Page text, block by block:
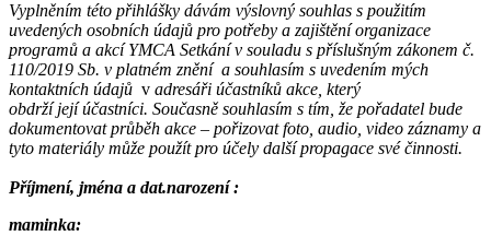
Vyplněním této přihlášky dávám výslovný souhlas s použitím
uvedených osobních údajů pro potřeby a zajištění organizace
programů a akcí YMCA Setkání v souladu s příslušným zákonem č.
110/2019 Sb. v platném znění a souhlasím s uvedením mých
kontaktních údajů v adresáři účastníků akce, který
obdrží její účastníci. Současně souhlasím s tím, že pořadatel bude
dokumentovat průběh akce – pořizovat foto, audio, video záznamy a
tyto materiály může použít pro účely další propagace své činnosti.
Příjmení, jména a dat.narození :
maminka: